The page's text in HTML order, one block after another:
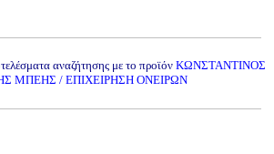
αναζήτησης με το προϊόν ΚΩΝΣΤΑΝΤΙΝΟΣ
ΜΠΕΗΣ / ΕΠΙΧΕΙΡΗΣΗ ΟΝΕΙΡΩΝ